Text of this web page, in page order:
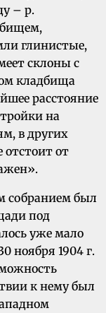
– р.
глинистые,
склоны с
кладбища
расстояние
на
в других
от
собранием был
под
уже мало
ноября 1904 г.
к нему был